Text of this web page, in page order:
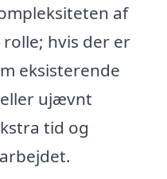
af
hvis der er
eksisterende
ujævnt
tid og